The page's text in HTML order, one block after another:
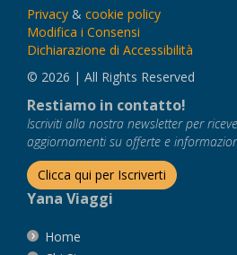
Privacy & cookie policy
Modifica i Consensi
Dichiarazione di Accessibilità
© 2026 | All Rights Reserved
Restiamo in contatto!
Iscriviti alla nostra newsletter per
aggiornamenti su offerte e
Clicca qui per Iscriverti
Yana Viaggi
Home